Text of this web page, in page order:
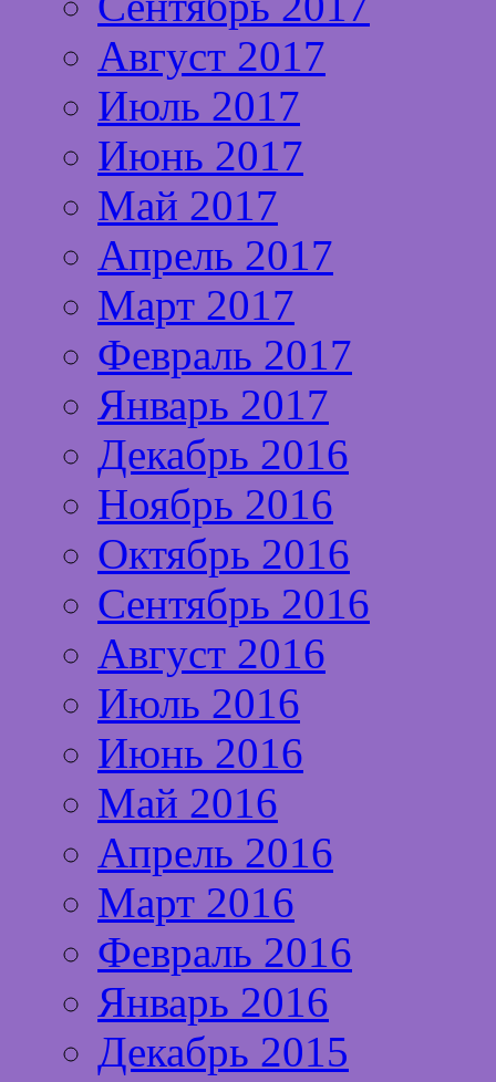
Август 2017
Июль 2017
Июнь 2017
Май 2017
Апрель 2017
Март 2017
Февраль 2017
Январь 2017
Декабрь 2016
Ноябрь 2016
Октябрь 2016
Сентябрь 2016
Август 2016
Июль 2016
Июнь 2016
Май 2016
Апрель 2016
Март 2016
Февраль 2016
Январь 2016
Декабрь 2015